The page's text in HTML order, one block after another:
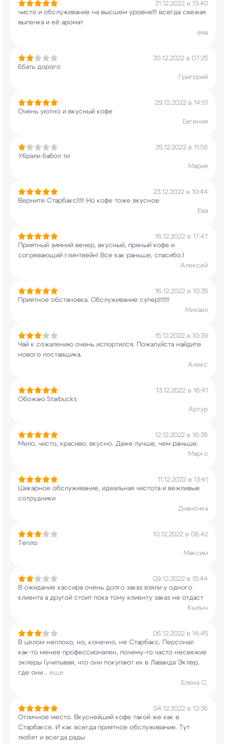
31.12.2022 в 13:40
чисто и обслуживание на высшем уровне!!! всегда свежая
выпечка и её аромат
ева
30.12.2022 в 07:25
Ебать дорого
Григорий
29.12.2022 в 14:51
Очень уютно и вкусный кофе
Евгения
25.12.2022 в 11:58
Убрали бабол ти
Мария
23.12.2022 в 10:44
Верните Старбакс!!!!! Но кофе тоже вкусное
Ева
16.12.2022 в 17:47
Приятный зимний вечер, вкусный, пряный кофе и
согревающий глинтвейн! Все как раньше, спасибо:)
Алексей
16.12.2022 в 10:35
Приятное обстановка. Обслуживание супер!!!!!!!
Михаил
15.12.2022 в 10:39
Чай к сожалению очень испортился. Пожалуйста найдите
нового поставщика.
Алекс
13.12.2022 в 16:41
Обожаю Starbucks
Артур
12.12.2022 в 16:38
Мило, чисто, красиво, вкусно. Даже лучше, чем раньше.
Марго
11.12.2022 в 13:41
Шикарное обслуживание, идеальная чистота и вежливые
сотрудники
Дианочка
10.12.2022 в 08:42
Тепло
Максим
09.12.2022 в 15:44
В ожидание кассира очень долго заказ взяли у одного
клиента а другой стоит пока тому клиенту заказ не отдаст
Кылыч
06.12.2022 в 14:45
В целом неплохо, но, конечно, не Старбакс. Персонал
как-то менее профессионален, почему-то часто несвежие
эклеры (учитывая, что они покупают их в Лаванда Эклер,
где они... еще
Елена С.
04.12.2022 в 12:36
Отличное место. Вкуснейший кофе такой же как в
Старбаксе. И как всегда приятное обслуживание. Тут
любят и всегда рады